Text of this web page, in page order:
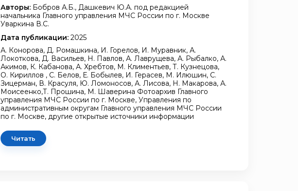
Авторы: Бобров А.Б., Дашкевич Ю.А. под редакцией
начальника Главного управления МЧС России по г. Москве
Уваркина В.С.
Дата публикации: 2025
А. Конорова, Д. Ромашкина, И. Горелов, И. Муравник, А.
Локоткова, Д. Васильев, Н. Павлов, А. Лаврущева, А. Рыбалко, А.
Акимов, К. Кабанова, А. Хребтов, М. Климентьев, Т. Кузнецова,
О. Кириллов , С. Белов, Е. Бобылев, И. Герасев, М. Илюшин, С.
Зицерман, В. Красуля, Ю. Ломоносов, А. Лисова, Н. Макарова, А.
Моисеенко,Т. Прошина, М. Шаверина Фотоархив Главного
управления МЧС России по г. Москве, Управления по
административным округам Главного управления МЧС России
по г. Москве, другие открытые источники информации
Читать